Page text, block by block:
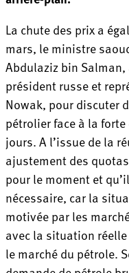
La chute des prix a
mars, le ministre
Abdulaziz bin Salman,
président russe et
Nowak, pour discuter
pétrolier face à la
jours. A l’issue de la
ajustement des
pour le moment et
nécessaire, car la
motivée par les
avec la situation
le marché du pétrole.